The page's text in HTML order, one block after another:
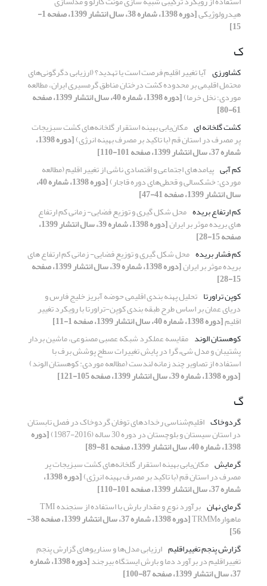
هیدرولوژیکی [دوره 1398، شماره 38، سال انتشار 1399، صفحه 1-
15]
ک
کشاورزی آیا تغییر اقلیم فرصت است یا تهدید؟ (ارزیابی دگرگونی‌های
محتمل اقلیمی بر محدوده کشت درختان مناطق گرمسیری ایران، مطالعه
موردی؛ نخل خرما) [دوره 1398، شماره 40، سال انتشار 1399، صفحه
61-80]
کشت گلخانه ای مکان‌یابی بهینه استقرار گلخانه‌های کشت سبزیجات
پر مصرف در استان قم (با تاکید بر مصرف بهینه انرژی) [دوره 1398،
شماره 37، سال انتشار 1399، صفحه 101-110]
کم آبی پیامدهای اجتماعی و اقتصادی ناشی از تغییر اقلیم (مطالعه
موردی: خشکسالی و قحطی‌های دوره قاجار) [دوره 1398، شماره 40،
سال انتشار 1399، صفحه 41-47]
کم ارتفاع بریده محل شکل گیری و توزیع فضایی- زمانی کم ارتفاع
های بریده موثر بر ایران [دوره 1398، شماره 39، سال انتشار 1399،
صفحه 15-28]
کم فشار بریده محل شکل گیری و توزیع فضایی- زمانی کم ارتفاع های
بریده موثر بر ایران [دوره 1398، شماره 39، سال انتشار 1399، صفحه
15-28]
کوپن تراورتا تحلیل پهنه بندی اقلیمی حوضه آبریز خلیج فارس و
دریای عمان بر اساس طرح طبقه بندی کوپن-تراورتا با رویکرد تغییر
اقلیم[دوره 1398، شماره 40، سال انتشار 1399، صفحه 1-11]
کوهستان الوند مقایسه عملکرد شبکه عصبی مصنوعی، ماشین بردار
پشتیبان و مدل شیءگرا در پایش تغییرات سطح پوشش برف با
استفاده از تصاویر چند زمانه لندست (مطالعه موردی: کوهستان الوند)
[دوره 1398، شماره 39، سال انتشار 1399، صفحه 105-121]
گ
گردوخاک اقلیم‌شناسی رخدادهای توفان گردوخاک در فصل تابستان
در استان سیستان و بلوچستان در دوره 30 ساله (2016-1987) [دوره
1398، شماره 40، سال انتشار 1399، صفحه 81-89]
گرمایش مکان‌یابی بهینه استقرار گلخانه‌های کشت سبزیجات پر
مصرف در استان قم (با تاکید بر مصرف بهینه انرژی) [دوره 1398،
شماره 37، سال انتشار 1399، صفحه 101-110]
گرمای نهان
برآورد نوع و مقدار بارش با استفاده از سنجنده TMI
ماهوارهTRMM [دوره 1398، شماره 37، سال انتشار 1399، صفحه 38-
56]
گزارش پنجم تغییراقلیم ارزیابی مدل‌ها و سناریوهای گزارش پنجم
تغییراقلیم در برآورد دما و بارش ایستگاه بیرجند [دوره 1398، شماره
37، سال انتشار 1399، صفحه 87-100]